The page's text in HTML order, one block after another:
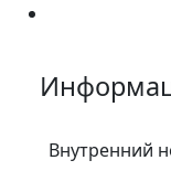
Внутренний